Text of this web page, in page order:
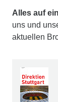
Alles auf
uns und
aktuellen